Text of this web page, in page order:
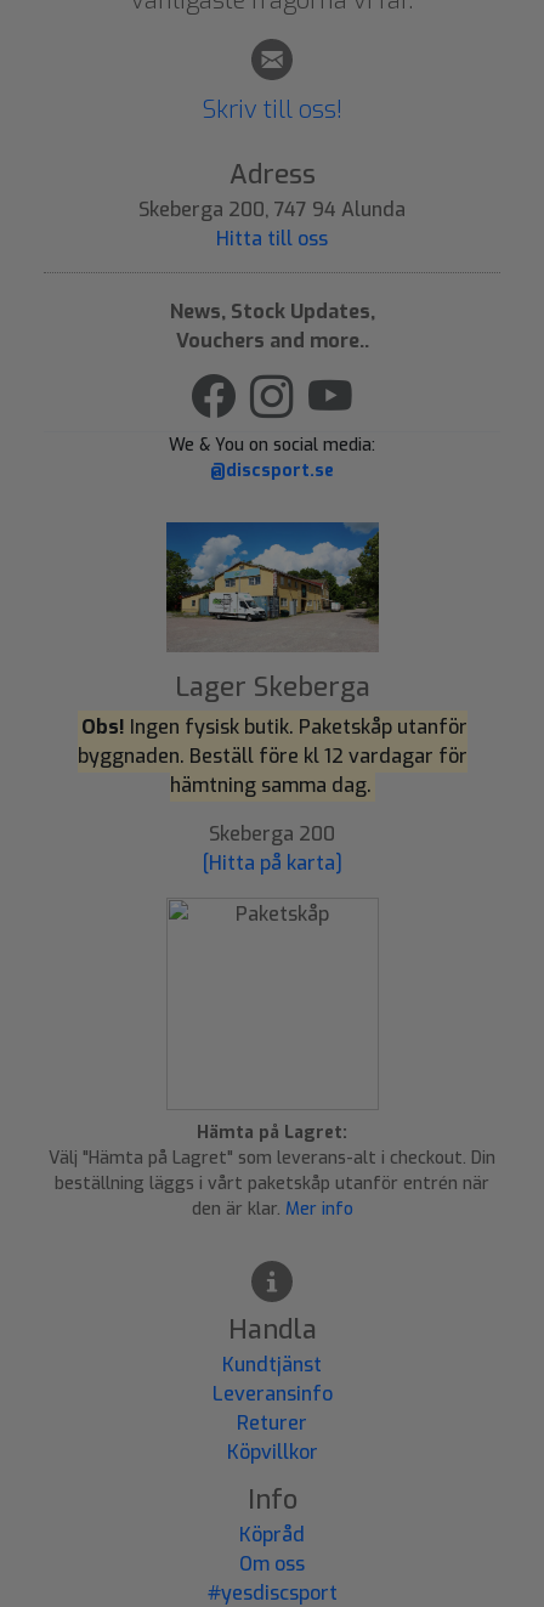
Skriv till oss!
Adress
Skeberga 200, 747 94 Alunda
Hitta till oss
News, Stock Updates,
Vouchers and more..
We & You on social media:
@discsport.se
Lager Skeberga
Obs! Ingen fysisk butik. Paketskåp utanför
byggnaden. Beställ före kl 12 vardagar för
hämtning samma dag.
Skeberga 200
[Hitta på karta]
Hämta på Lagret:
Välj "Hämta på Lagret" som leverans-alt i checkout. Din
beställning läggs i vårt paketskåp utanför entrén när
den är klar. Mer info
Handla
Kundtjänst
Leveransinfo
Returer
Köpvillkor
Info
Köpråd
Om oss
#yesdiscsport